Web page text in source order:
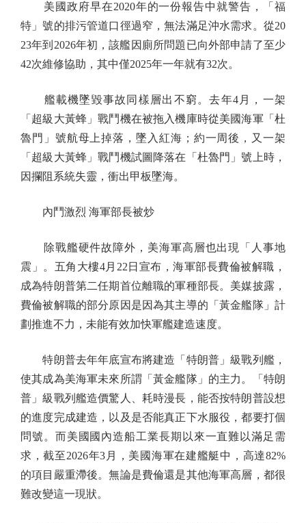
美國政府早在2020年的一份報告中就警告，「福
特」號的排污管道口徑過窄，無法滿足沖水需求。從20
23年到2026年初，該艦因廁所問題已向外部申請了至少
42次維修協助，其中僅2025年一年就有32次。
艦載機墜毀事故同樣層出不窮。去年4月，一架
「超級大黃蜂」戰鬥機在被拖入機庫時從美國海軍「杜
魯門」號航母上掉落，墜入紅海；約一周後，又一架
「超級大黃蜂」戰鬥機試圖降落在「杜魯門」號上時，
因攔阻系統失靈，衝出甲板墜海。
內鬥激烈 海軍部長被炒
除戰艦硬件故障外，美海軍高層也出現「人事地
震」。五角大樓4月22日宣布，海軍部長費倫被解職，
成為特朗普第二任期首位離職的軍種部長。美媒披露，
費倫被解職的部分原因是因為其主導的「黃金艦隊」計
劃推進不力，未能有效加快軍艦建造速度。
特朗普去年年底宣布將建造「特朗普」級戰列艦，
使其成為美海軍未來所謂「黃金艦隊」的主力。「特朗
普」級戰列艦造價驚人、耗時漫長，能否按特朗普設想
的進度完成建造，以及是否能真正下水服役，都要打個
問號。而美國國內造船工業長期以來一直難以滿足需
求，截至2026年3月，美國海軍在建艦艇中，高達82%
的項目嚴重滯後。無論是費倫還是其他海軍高層，都很
難改變這一現狀。